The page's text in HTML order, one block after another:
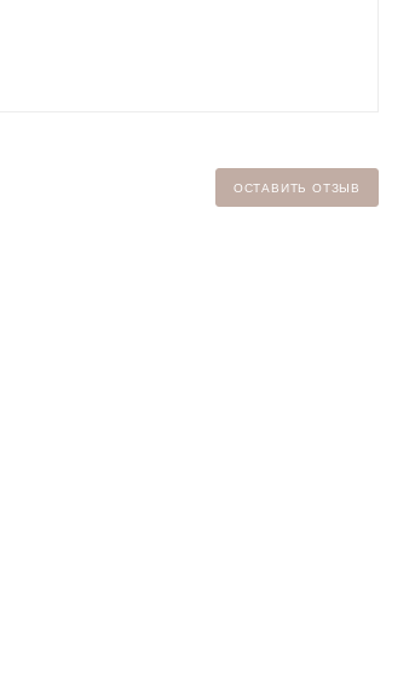
ОСТАВИТЬ ОТЗЫВ